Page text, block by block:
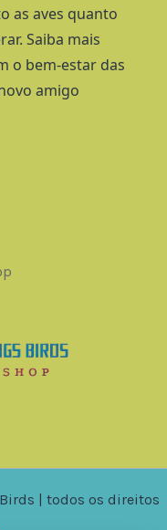
as aves quanto
Saiba mais
o bem-estar das
amigo
| todos os direitos